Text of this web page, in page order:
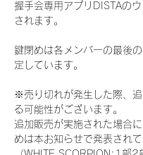
握手会専用アプリDISTAの
されます。
鍵閉めは各メンバーの最後
定しています。
※売り切れが発生した際、
る可能性がございます。
追加販売が実施された場合
めは本お知らせで発表され